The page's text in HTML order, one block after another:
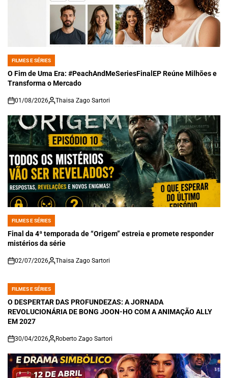
POSTED
IN
FILMES E SÉRIES
O Fim de Uma Era: #PeachAndMeSeriesFinalEP Reúne Milhões e
Transforma o Mercado
on
01/08/2026 Thaisa Zago Sartori
POSTED
IN
FILMES E SÉRIES
Final da 4ª temporada de “Origem” estreia e promete responder
mistérios da série
on
02/07/2026 Thaisa Zago Sartori
POSTED
IN
FILMES E SÉRIES
O DESPERTAR DAS PROFUNDEZAS: A JORNADA
REVOLUCIONÁRIA DE BONG JOON-HO COM A ANIMAÇÃO ALLY
EM 2027
on
30/04/2026 Roberto Zago Sartori